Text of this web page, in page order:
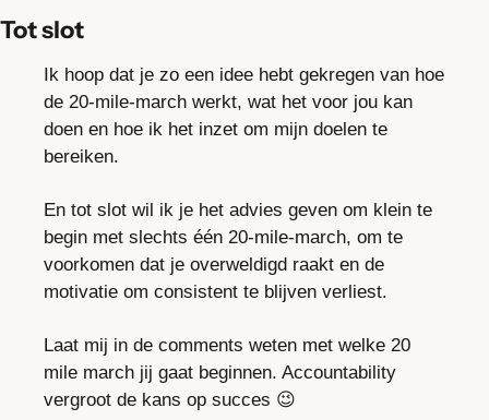
Tot slot
Ik hoop dat je zo een idee hebt gekregen van hoe
de 20-mile-march werkt, wat het voor jou kan
doen en hoe ik het inzet om mijn doelen te
bereiken.
En tot slot wil ik je het advies geven om klein te
begin met slechts één 20-mile-march, om te
voorkomen dat je overweldigd raakt en de
motivatie om consistent te blijven verliest.
Laat mij in de comments weten met welke 20
mile march jij gaat beginnen. Accountability
vergroot de kans op succes 😉